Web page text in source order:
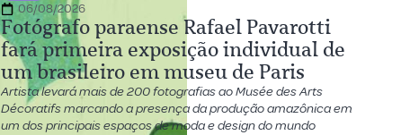
06/08/2026
Fotógrafo paraense Rafael Pavarotti
fará primeira exposição individual de
um brasileiro em museu de Paris
Artista levará mais de 200 fotografias ao Musée des Arts
Décoratifs marcando a presença da produção amazônica em
um dos principais espaços de moda e design do mundo